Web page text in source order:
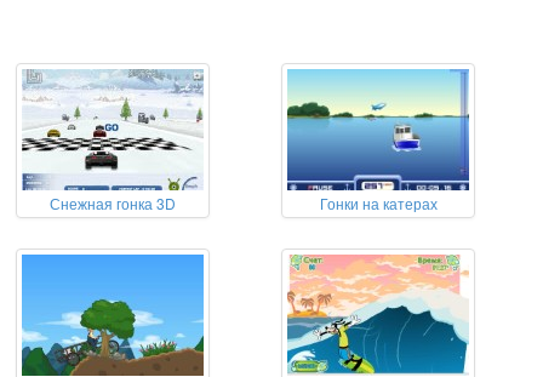
Снежная гонка 3D Гонки на катерах